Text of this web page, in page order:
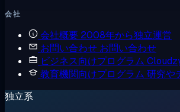
会社
会社概要 2008年から独立運営
お問い合わせ お問い合わせ
ビジネス向けプログラム
教育機関向けプログラム 研究や
独立系